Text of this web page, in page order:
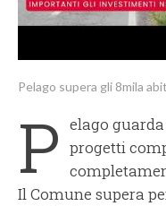
Pelago supera gli 8mila
P elago
progetti
Il Comune supera